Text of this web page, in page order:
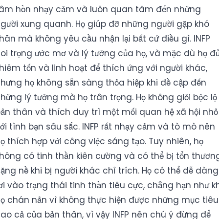
hồn nhạy cảm và luôn quan tâm đến những
xung quanh. Họ giúp đỡ những người gặp khó
mà không yêu cầu nhận lại bất cứ điều gì. INFP
trọng ước mơ và lý tưởng của họ, và mặc dù họ
tốn và linh hoạt để thích ứng với người khác,
họ không sẵn sàng thỏa hiệp khi đề cập đến
lý tưởng mà họ trân trọng. Họ không giỏi bộc lộ
thân và thích duy trì một mối quan hệ xã hội nhỏ
tình bạn sâu sắc. INFP rất nhạy cảm và tò mò nên
thích hợp với công việc sáng tạo. Tuy nhiên, họ
có tinh thần kiên cường và có thể bị tổn
nề khi bị người khác chỉ trích. Họ có thể dễ dàng
vào trạng thái tinh thần tiêu cực, chẳng hạn như
chán nản vì không thực hiện được những mục tiêu
cả của bản thân, vì vậy INFP nên chú ý đừng để